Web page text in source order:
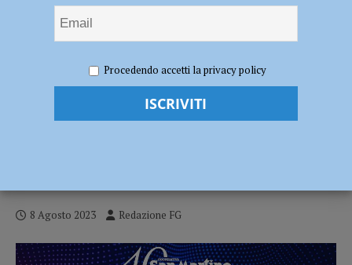
oltre 4 mila famiglie ma solo un terzo potrà beneficiarne: “Non
dipende dal Comune di Piacenza”
Social Card, idonee oltre 4 mila famiglie
8 Agosto 2023 Redazione FG
Procedendo accetti la privacy policy